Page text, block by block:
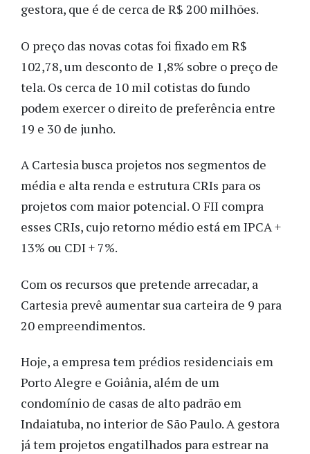
gestora, que é de cerca de R$ 200 milhões.
O preço das novas cotas foi fixado em R$
102,78, um desconto de 1,8% sobre o preço de
tela. Os cerca de 10 mil cotistas do fundo
podem exercer o direito de preferência entre
19 e 30 de junho.
A Cartesia busca projetos nos segmentos de
média e alta renda e estrutura CRIs para os
projetos com maior potencial. O FII compra
esses CRIs, cujo retorno médio está em IPCA +
13% ou CDI + 7%.
Com os recursos que pretende arrecadar, a
Cartesia prevê aumentar sua carteira de 9 para
20 empreendimentos.
Hoje, a empresa tem prédios residenciais em
Porto Alegre e Goiânia, além de um
condomínio de casas de alto padrão em
Indaiatuba, no interior de São Paulo. A gestora
já tem projetos engatilhados para estrear na